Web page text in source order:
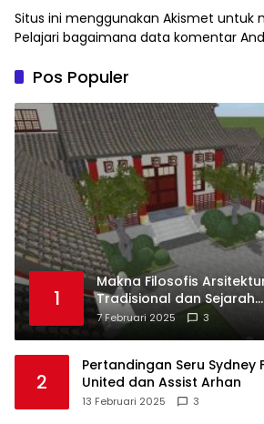
Situs ini menggunakan Akismet untuk
Pelajari bagaimana data komentar
Pos Populer
1
Makna Filosofis
Tradisional dan Sejarah
Perkembangannya
7 Februari 2025 3
2
Pertandingan Seru Sydney
United dan Assist Arhan
13 Februari 2025 3